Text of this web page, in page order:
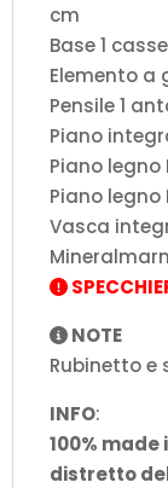
cm
Base 1
Elemento a
Pensile 1
Piano
Piano legno
Piano legno
Vasca
NOTE
Rubinetto e
INFO:
100% made
distretto